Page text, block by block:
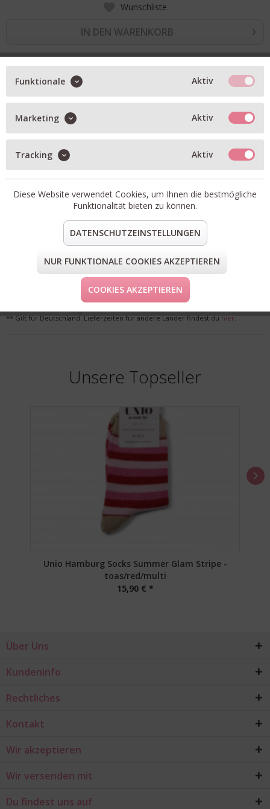
Wunschliste
IN DEN WARENKORB
BESCHREIBUNG
superweiche Socken
Rautenmuster
Artikel-Nr.:
VENEZIA-3
Passform:
Material:
38% Wolle, 28% Viskose, 24% Polyamid, 8%
Kaschmir, 2% Elasthan
pin it mail
FORM & GRÖSSE
LIEFERUNG & KOSTENLOSE RETOURE
** Gilt für Deutschland. Lieferzeiten für andere Länder findest du hier.
Unsere Topseller
Unio Hamburg Socks Summer Glam Stripe -
toas/red/multi
15,90 € *
Über Uns
Kundeninfo
Rechtliches
Kontakt
Wir akzeptieren
Wir versenden mit
Du findest uns auf
Funktionale Aktiv
Marketing Aktiv
Tracking Aktiv
Diese Website verwendet Cookies, um Ihnen die bestmögliche
Funktionalität bieten zu können.
DATENSCHUTZEINSTELLUNGEN
NUR FUNKTIONALE COOKIES AKZEPTIEREN
COOKIES AKZEPTIEREN